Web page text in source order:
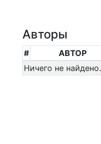
Авторы
# АВТОР
Ничего не найдено.